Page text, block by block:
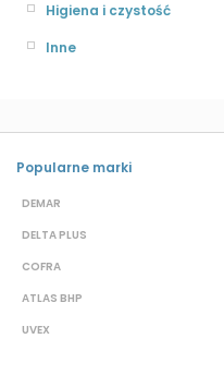
Higiena i czystość
Inne
Popularne marki
DEMAR
DELTA PLUS
COFRA
ATLAS BHP
UVEX